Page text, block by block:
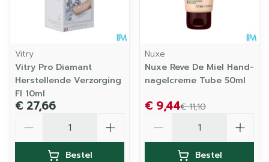
Vitry
Vitry Pro Diamant
Herstellende Verzorging
Fl 10ml
€ 27,66
Bestel
Nuxe
Nuxe Reve De Miel Hand-
nagelcreme Tube 50ml
€ 11,10
€ 9,44
Bestel